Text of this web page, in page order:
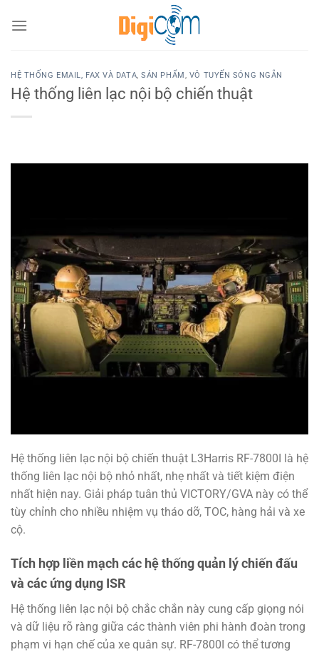
đến
HỆ THỐNG EMAIL, FAX VÀ DATA,SẢN PHẨM, VÔ TUYẾN SÓNG NGẮN
Hệ thống liên lạc nội bộ chiến thuật
Hệ thống liên lạc nội bộ chiến thuật L3Harris RF-7800I là hệ
thống liên lạc nội bộ nhỏ nhất, nhẹ nhất và tiết kiệm điện
nhất hiện nay. Giải pháp tuân thủ VICTORY/GVA này có thể
tùy chỉnh cho nhiều nhiệm vụ tháo dỡ, TOC, hàng hải và xe
cộ.
Tích hợp liền mạch các hệ thống quản lý chiến đấu
và các ứng dụng ISR
Hệ thống liên lạc nội bộ chắc chắn này cung cấp giọng nói
và dữ liệu rõ ràng giữa các thành viên phi hành đoàn trong
phạm vi hạn chế của xe quân sự. RF-7800I có thể tương